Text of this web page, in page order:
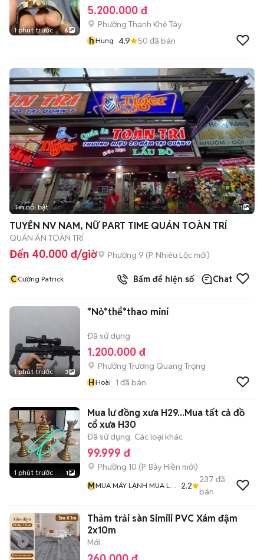
1 phút trước 6
5.200.000 đ
Phường Thanh Khê Tây
hHung 4.9 50 đã bán
Tin nổi bật 1
TUYỂN NV NAM, NỮ PART TIME QUÁN TOÀN TRÍ
QUÁN ĂN TOÀN TRÍ
Đến 40.000 đ/giờ Phường 9 (P. Nhiêu Lộc mới)
CCường Patrick Bấm để hiện số Chat
1 phút trước 3
*Nỏ*thể*thao mini
Đã sử dụng
1.200.000 đ
Phường Trương Quang Trọng
HHoài 1 đã bán
1 phút trước 1
Mua lư đồng xưa H29...Mua tất cả đồ
cổ xưa H30
Đã sử dụng Các loại khác
99.999 đ
Phường 10 (P. Bảy Hiền mới)
MMUA MÁY LẠNH MUA LƯ
2.2
237 đã
bán
Thảm trải sàn Simili PVC Xám đậm
2x10m
Mới